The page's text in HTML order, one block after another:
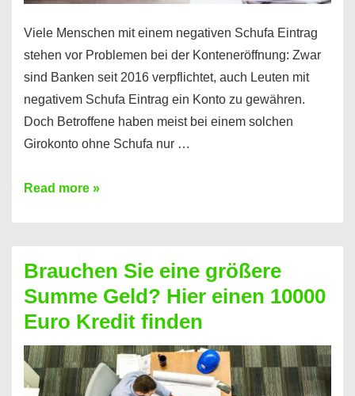
Viele Menschen mit einem negativen Schufa Eintrag
stehen vor Problemen bei der Konteneröffnung: Zwar
sind Banken seit 2016 verpflichtet, auch Leuten mit
negativem Schufa Eintrag ein Konto zu gewähren.
Doch Betroffene haben meist bei einem solchen
Girokonto ohne Schufa nur …
Günstiges
Geht
das
überhaupt?
Na
klar!
Read more »
Brauchen Sie eine größere
Summe Geld? Hier einen 10000
Euro Kredit finden